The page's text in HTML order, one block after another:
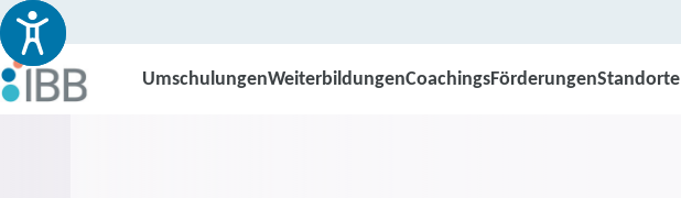
UmschulungenWeiterbildungenCoachingsFörderungenStandorte